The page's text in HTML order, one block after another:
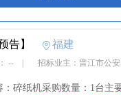
告】 福建
-- 招标业主：晋江市公
：碎纸机采购数量：1台主